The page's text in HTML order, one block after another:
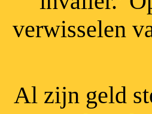
verwisselen
Al zijn geld